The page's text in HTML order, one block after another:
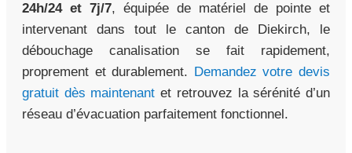
24h/24 et 7j/7, équipée de matériel de pointe et
intervenant dans tout le canton de Diekirch, le
débouchage canalisation se fait rapidement,
proprement et durablement. Demandez votre devis
gratuit dès maintenant et retrouvez la sérénité d’un
réseau d’évacuation parfaitement fonctionnel.